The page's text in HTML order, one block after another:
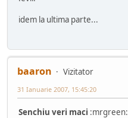
idem la ultima parte...
baaron
Vizitator
31 Ianuarie 2007, 15:45:20
Senchiu veri maci :mrgreen: